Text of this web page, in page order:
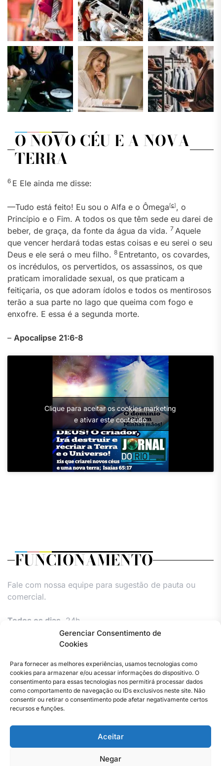
Gerenciar Consentimento de
Cookies
Para fornecer as melhores experiências, usamos tecnologias como
cookies para armazenar e/ou acessar informações do dispositivo. O
consentimento para essas tecnologias nos permitirá processar dados
como comportamento de navegação ou IDs exclusivos neste site. Não
consentir ou retirar o consentimento pode afetar negativamente certos
recursos e funções.
Aceitar
Negar
O NOVO CÉU E A NOVA
TERRA
6 E Ele ainda me disse:
—Tudo está feito! Eu sou o Alfa e o Ômega[c], o
Princípio e o Fim. A todos os que têm sede eu darei de
beber, de graça, da fonte da água da vida. 7 Aquele
que vencer herdará todas estas coisas e eu serei o seu
Deus e ele será o meu filho. 8 Entretanto, os covardes,
os incrédulos, os pervertidos, os assassinos, os que
praticam imoralidade sexual, os que praticam a
feitiçaria, os que adoram ídolos e todos os mentirosos
terão a sua parte no lago que queima com fogo e
enxofre. E essa é a segunda morte.
– Apocalipse 21:6-8
Clique para aceitar os cookies marketing
e ativar este conteúdo
FUNCIONAMENTO
Fale com nossa equipe para sugestão de pauta ou
comercial.
Todos os dias, 24h.
Facebook
Instagram
TwitterYoutube
contato
Privacidade
–
Jornal
cookiescookiescookies
e
–
Copyright © 2023 . Todos os direitos reservados. Webmaster
By Total Pro Designer.